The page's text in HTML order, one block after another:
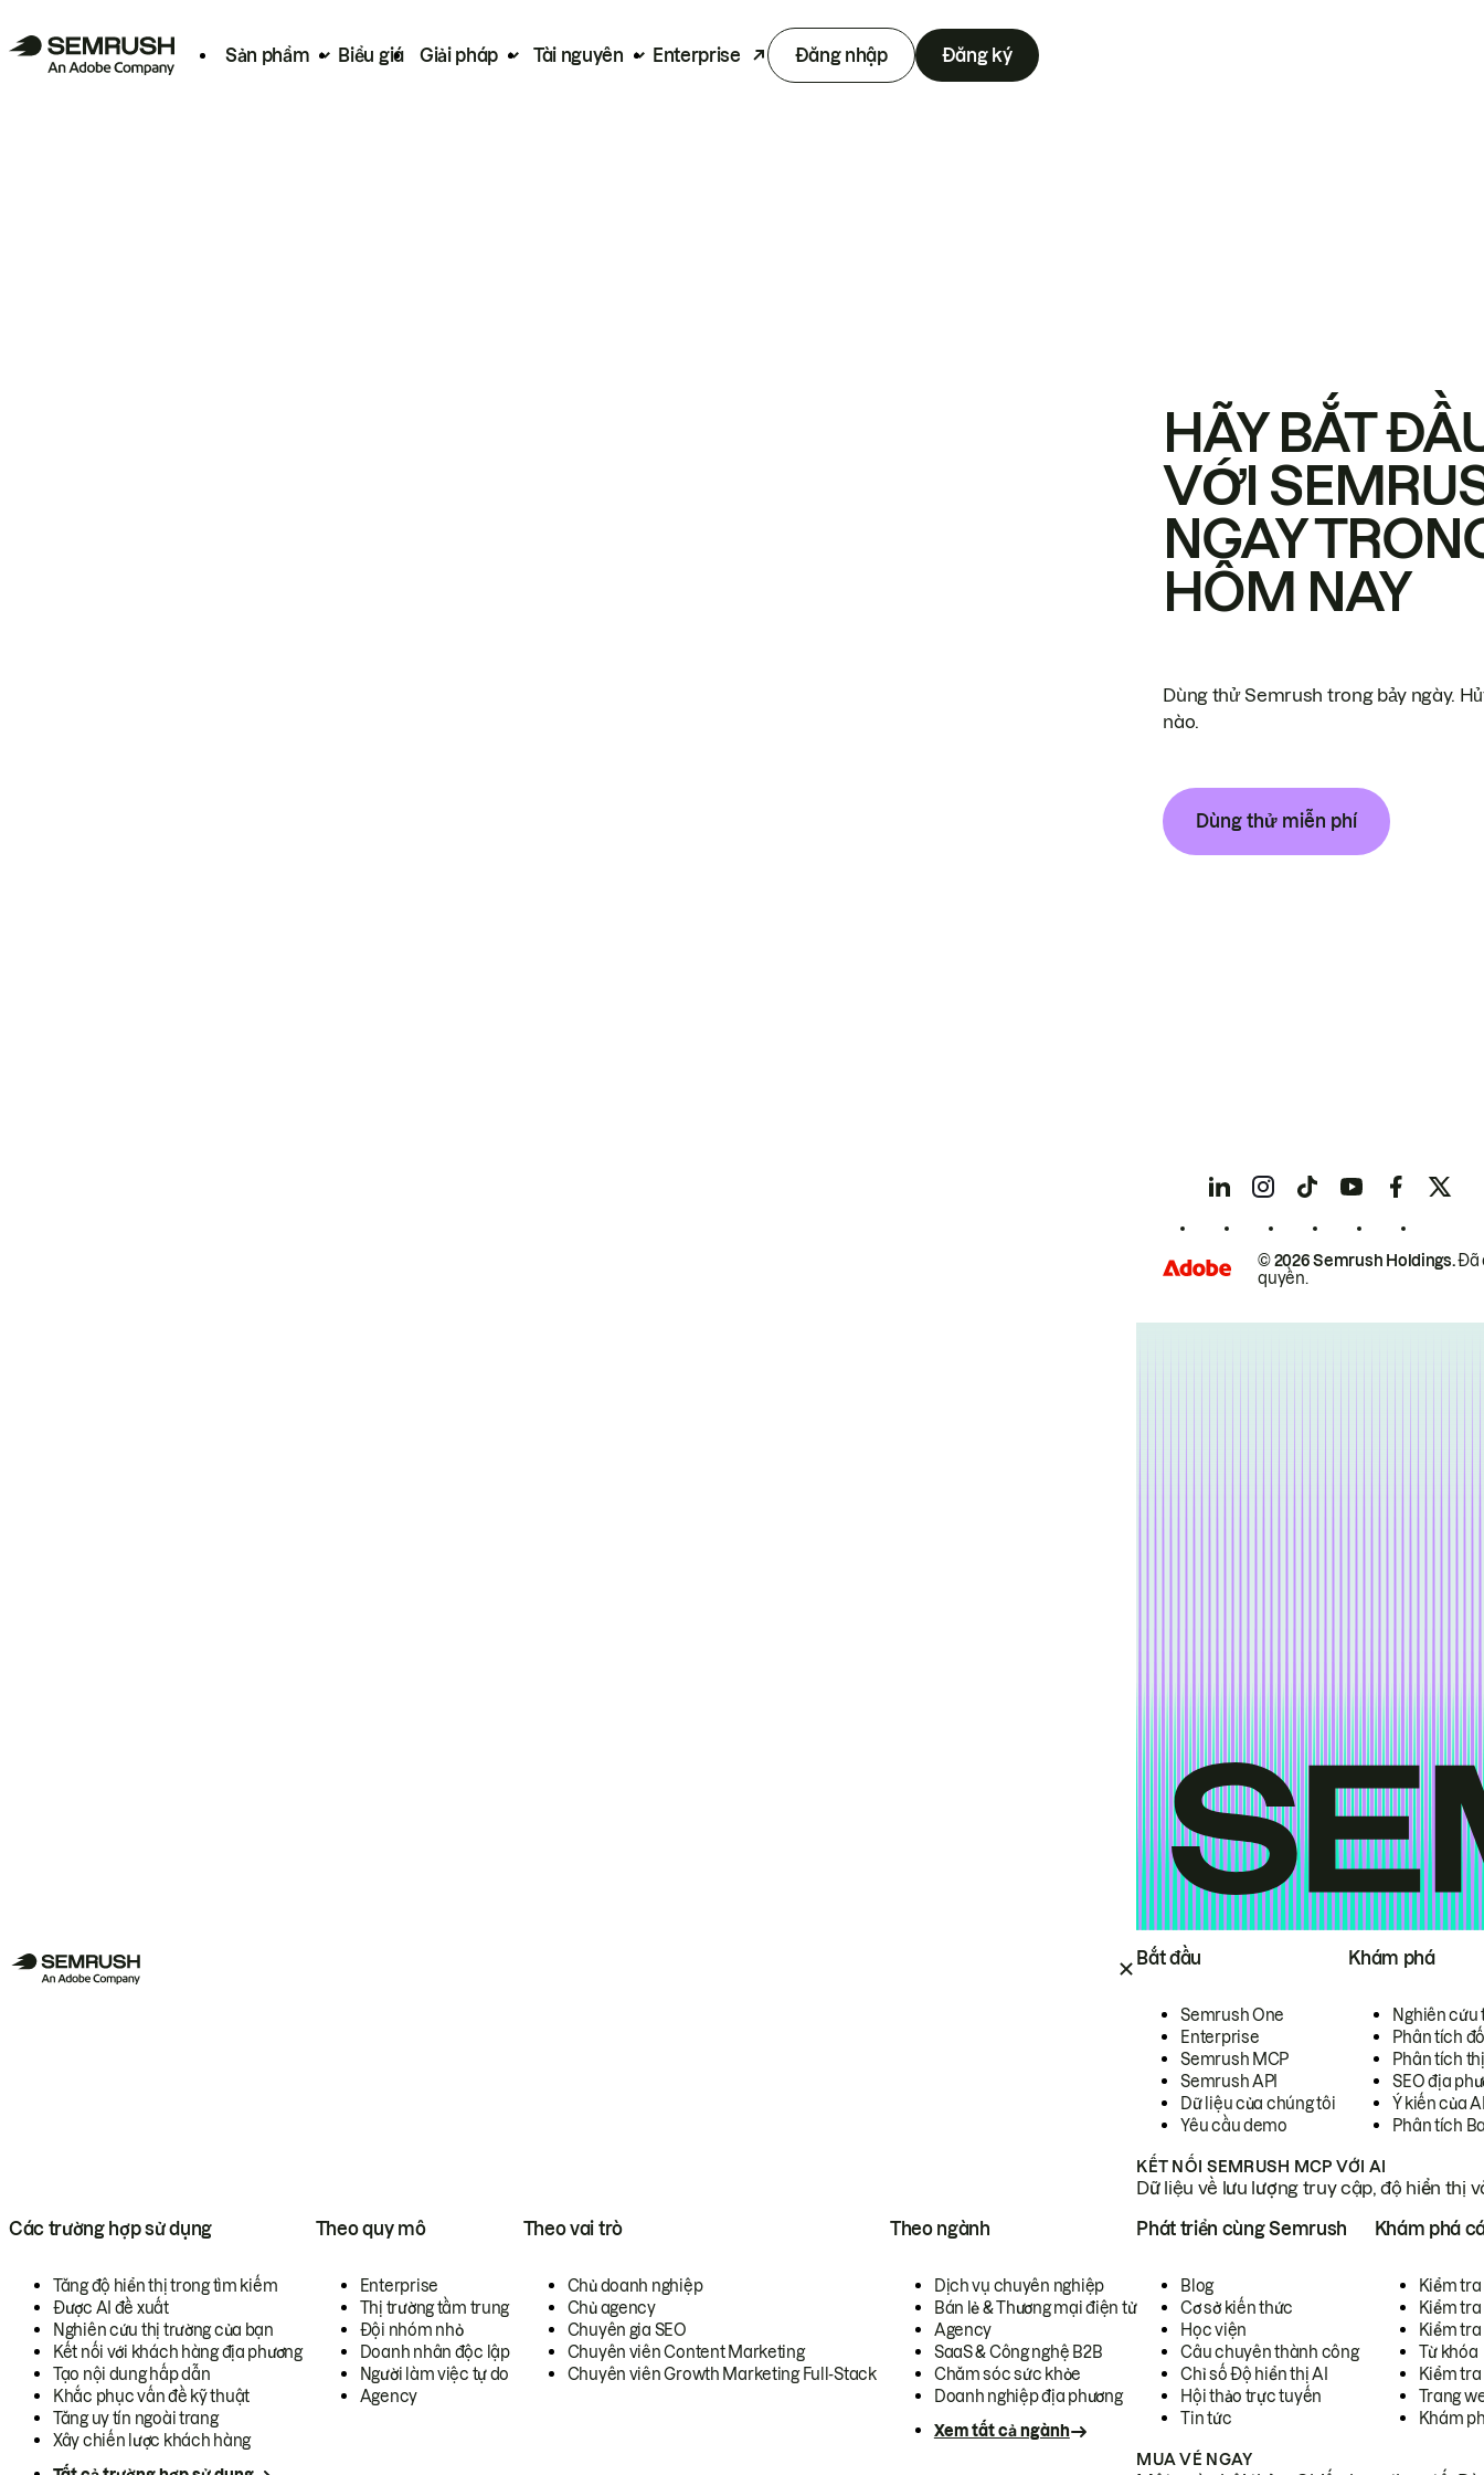
Sản phẩm Biểu giá Giải pháp Tài nguyên Enterprise Đăng nhập Đăng ký
Bắt đầu
Semrush One
Enterprise
Semrush MCP
Semrush API
Dữ liệu của chúng tôi
Yêu cầu demo
Khám phá
Nghiên cứu
Phân tích
Phân tích
SEO địa
Ý kiến của
Phân tích
KẾT NỐI SEMRUSH MCP VỚI AI
Dữ liệu về lưu lượng truy cập, độ hiển thị
Các trường hợp sử dụng
Tăng độ hiển thị trong tìm kiếm
Được AI đề xuất
Nghiên cứu thị trường của bạn
Kết nối với khách hàng địa phương
Tạo nội dung hấp dẫn
Khắc phục vấn đề kỹ thuật
Tăng uy tín ngoài trang
Xây chiến lược khách hàng
Theo quy mô
Enterprise
Thị trường tầm trung
Đội nhóm nhỏ
Doanh nhân độc lập
Người làm việc tự do
Agency
Theo vai trò
Chủ doanh nghiệp
Chủ agency
Chuyên gia SEO
Chuyên viên Content Marketing
Chuyên viên Growth Marketing Full-Stack
Theo ngành
Dịch vụ chuyên nghiệp
Bán lẻ & Thương mại điện tử
Agency
SaaS & Công nghệ B2B
Chăm sóc sức khỏe
Doanh nghiệp địa phương
Xem tất cả ngành
Phát triển cùng Semrush
Blog
Cơ sở kiến thức
Học viện
Câu chuyên thành công
Chỉ số Độ hiển thị AI
Hội thảo trực tuyến
Tin tức
Khám phá
Kiểm
Kiểm tra
Kiểm
Từ khóa
Kiểm
Trang
Khám
MUA VÉ NGAY
HÃY BẮT
VỚI
NGAY
HÔM NAY
Dùng thử Semrush trong bảy ngày.
nào.
Dùng thử miễn phí
© 2026 Semrush Holdings.Đã
quyền.